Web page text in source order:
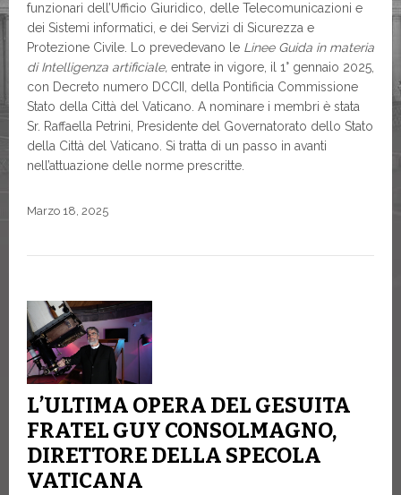
funzionari dell’Ufficio Giuridico, delle Telecomunicazioni e
dei Sistemi informatici, e dei Servizi di Sicurezza e
Protezione Civile. Lo prevedevano le Linee Guida in materia
di Intelligenza artificiale, entrate in vigore, il 1° gennaio 2025,
con Decreto numero DCCII, della Pontificia Commissione
Stato della Città del Vaticano. A nominare i membri è stata
Sr. Raffaella Petrini, Presidente del Governatorato dello Stato
della Città del Vaticano. Si tratta di un passo in avanti
nell’attuazione delle norme prescritte.
Marzo 18, 2025
L’ULTIMA OPERA DEL GESUITA
FRATEL GUY CONSOLMAGNO,
DIRETTORE DELLA SPECOLA
VATICANA